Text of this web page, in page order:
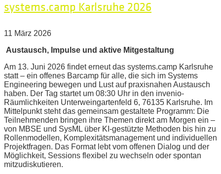
systems.camp Karlsruhe 2026
11 März 2026
Austausch, Impulse und aktive Mitgestaltung
Am 13. Juni 2026 findet erneut das systems.camp Karlsruhe
statt – ein offenes Barcamp für alle, die sich im Systems
Engineering bewegen und Lust auf praxisnahen Austausch
haben. Der Tag startet um 08:30 Uhr in den invenio-
Räumlichkeiten Unterweingartenfeld 6, 76135 Karlsruhe. Im
Mittelpunkt steht das gemeinsam gestaltete Programm: Die
Teilnehmenden bringen ihre Themen direkt am Morgen ein –
von MBSE und SysML über KI‑gestützte Methoden bis hin zu
Rollenmodellen, Komplexitätsmanagement und individuellen
Projektfragen. Das Format lebt vom offenen Dialog und der
Möglichkeit, Sessions flexibel zu wechseln oder spontan
mitzudiskutieren.